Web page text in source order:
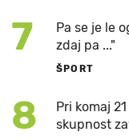
7
Pa se je le
zdaj pa ..."
ŠPORT
8
Pri komaj
skupnost